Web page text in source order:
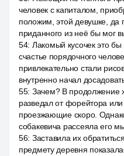
человек с капиталом,
положим, этой девушке, да
приданного из неё бы мог
54: Лакомый кусочек это бы
счастье порядочного
привлекательно стали
внутренно начал
55: Зачем? В продолжение
разведал от форейтора
проезжающие скоро.
собакевича рассеяла его
56: Заставила их
предмету деревня